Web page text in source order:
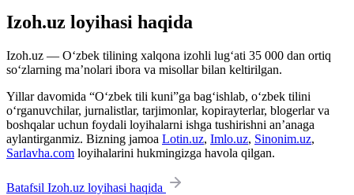
Izoh.uz loyihasi haqida
Izoh.uz — O‘zbek tilining xalqona izohli lug‘ati 35 000 dan ortiq
so‘zlarning ma’nolari ibora va misollar bilan keltirilgan.
Yillar davomida “O‘zbek tili kuni”ga bag‘ishlab, o‘zbek tilini
o‘rganuvchilar, jurnalistlar, tarjimonlar, kopirayterlar, blogerlar va
boshqalar uchun foydali loyihalarni ishga tushirishni an’anaga
aylantirganmiz. Bizning jamoa Lotin.uz, Imlo.uz, Sinonim.uz,
Sarlavha.com loyihalarini hukmingizga havola qilgan.
Batafsil Izoh.uz loyihasi haqida